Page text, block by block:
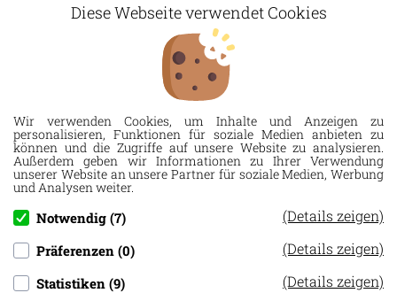
Diese Webseite verwendet Cookies
Wir verwenden Cookies, um Inhalte und Anzeigen zu
personalisieren, Funktionen für soziale Medien anbieten zu
können und die Zugriffe auf unsere Website zu analysieren.
Außerdem geben wir Informationen zu Ihrer Verwendung
unserer Website an unsere Partner für soziale Medien, Werbung
und Analysen weiter.
Notwendig (7) (Details zeigen)
Präferenzen (0) (Details zeigen)
Statistiken (9) (Details zeigen)